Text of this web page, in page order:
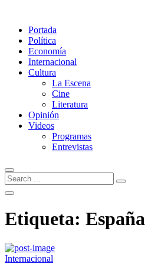
Portada
Política
Economía
Internacional
Cultura
La Escena
Cine
Literatura
Opinión
Videos
Programas
Entrevistas
Etiqueta: España
Internacional